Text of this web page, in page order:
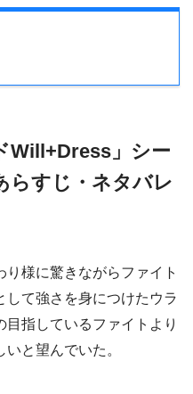
Will+Dress」シー
らすじ・ネタバレ
様に驚きながらファイト
して強さを身につけたウラ
指しているファイトより
と望んでいた。